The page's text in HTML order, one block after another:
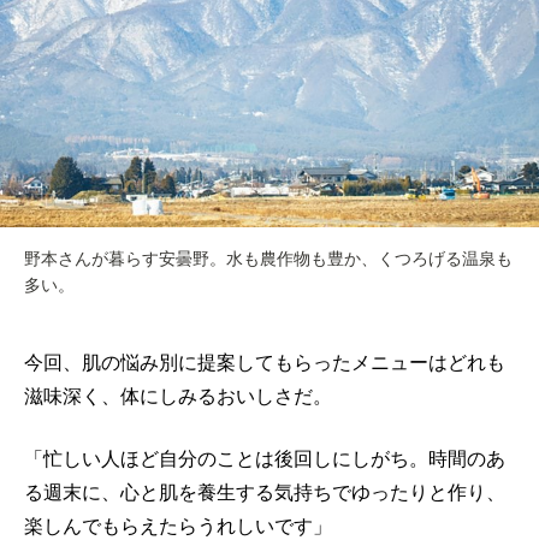
野本さんが暮らす安曇野。水も農作物も豊か、くつろげる温泉も
多い。
今回、肌の悩み別に提案してもらったメニューはどれも
滋味深く、体にしみるおいしさだ。
「忙しい人ほど自分のことは後回しにしがち。時間のあ
る週末に、心と肌を養生する気持ちでゆったりと作り、
楽しんでもらえたらうれしいです」